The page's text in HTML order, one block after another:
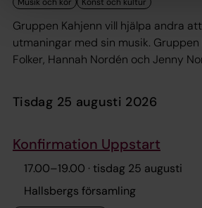
Gruppen Kahjenn vill hjälpa andra
utmaningar med sin musik.
Folker, Hannah Nordén och Jenny
tisdag 25 augusti 2026
Konfirmation Uppstart
17.00–19.00 · tisdag 25 augusti
Hallsbergs församling